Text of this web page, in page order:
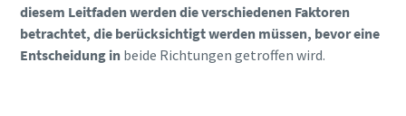
diesem Leitfaden werden die verschiedenen Faktoren
betrachtet, die berücksichtigt werden müssen, bevor eine
Entscheidung inbeide Richtungen getroffen wird.